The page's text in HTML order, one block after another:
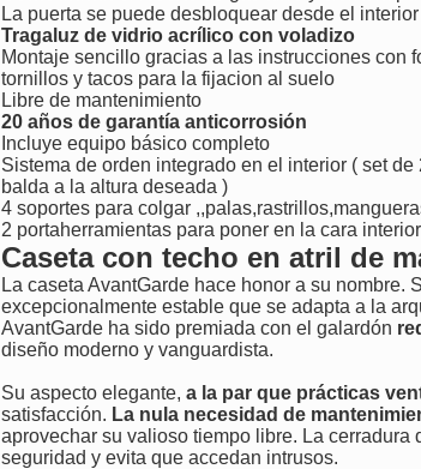
La puerta se puede desbloquear desde el interior
Tragaluz de vidrio acrílico con voladizo
Montaje sencillo gracias a las instrucciones con
tornillos y tacos para la fijacion al suelo
Libre de mantenimiento
20 años de garantía anticorrosión
Incluye equipo básico completo
Sistema de orden integrado en el interior ( set
balda a la altura deseada )
4 soportes para colgar
2 portaherramientas para poner en la cara
Caseta con techo en atril de
La caseta AvantGarde hace honor a su nombre.
excepcionalmente estable que se adapta a la
AvantGarde ha sido premiada con el galardón
diseño moderno y vanguardista.
Su aspecto elegante, a la par que prácticas
satisfacción. La nula necesidad de
aprovechar su valioso tiempo libre. La
seguridad y evita que accedan intrusos.